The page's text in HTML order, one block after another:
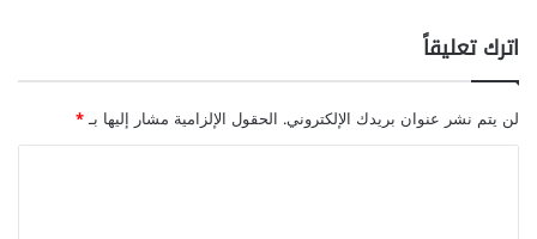
اترك تعليقاً
لن يتم نشر عنوان بريدك الإلكتروني. الحقول الإلزامية مشار إليها بـ*